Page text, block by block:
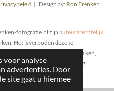
voor analyse-
advertenties. Door
site gaat u hiermee
| Design by: Ron Frenken
fotografie.nl zijn auteursrechtelijk
Het is verboden deze te
of op enige wijze te gebruiken,
schriftelijke toestemming.